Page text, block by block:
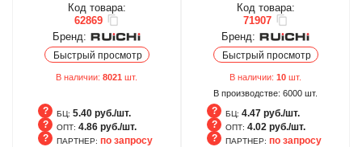
Код товара:
62869
Бренд:
Быстрый просмотр
В наличии: 8021 шт.
БЦ: 5.40 руб./шт.
ОПТ: 4.86 руб./шт.
ПАРТНЕР: по запросу
Код товара:
71907
Бренд:
Быстрый просмотр
В наличии: 10 шт.
В производстве: 6000 шт.
БЦ: 4.47 руб./шт.
ОПТ: 4.02 руб./шт.
ПАРТНЕР: по запросу